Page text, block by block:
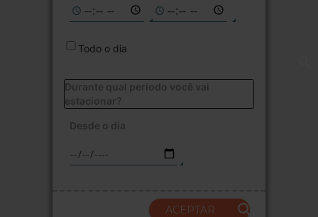
Todo o dia
Durante qual período você vai
estacionar?
Desde o dia
ACEPTAR